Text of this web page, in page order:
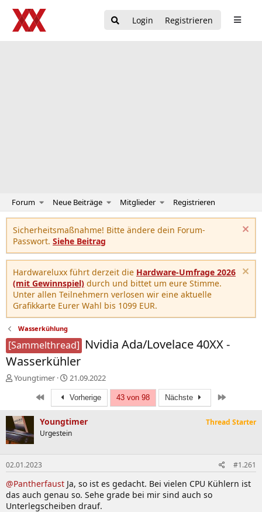
Login Registrieren
Forum Neue Beiträge Mitglieder Registrieren
Sicherheitsmaßnahme! Bitte ändere dein Forum-
Passwort. Siehe Beitrag
Hardwareluxx führt derzeit die Hardware-Umfrage 2026
(mit Gewinnspiel) durch und bittet um eure Stimme.
Unter allen Teilnehmern verlosen wir eine aktuelle
Grafikkarte Eurer Wahl bis 1099 EUR.
Wasserkühlung
[Sammelthread] Nvidia Ada/Lovelace 40XX -
Wasserkühler
E
e
l
l
r
Youngtimer
E
r
s
t
e
l
m
21.09.2022
Erste Vorherige 43 von 98 Nächste
Youngtimer
Urgestein
Thread Starter
02.01.2023 #1.261
@Pantherfaust Ja, so ist es gedacht. Bei vielen CPU Kühlern ist
das auch genau so. Sehe grade bei mir sind auch so
Unterlegscheiben drauf.